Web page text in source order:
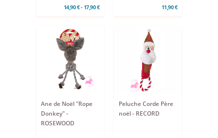
14,90 € - 17,90 € 11,90 €
Ane de Noël "Rope
Donkey" -
ROSEWOOD
Peluche Corde Père
noël - RECORD